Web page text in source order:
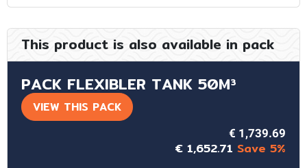
This product is also available in pack
PACK FLEXIBLER TANK 50M³
VIEW THIS PACK
€ 1,739.69
€ 1,652.71 Save 5%